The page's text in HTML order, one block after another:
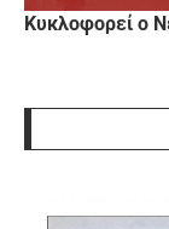
Κυκλοφορεί ο